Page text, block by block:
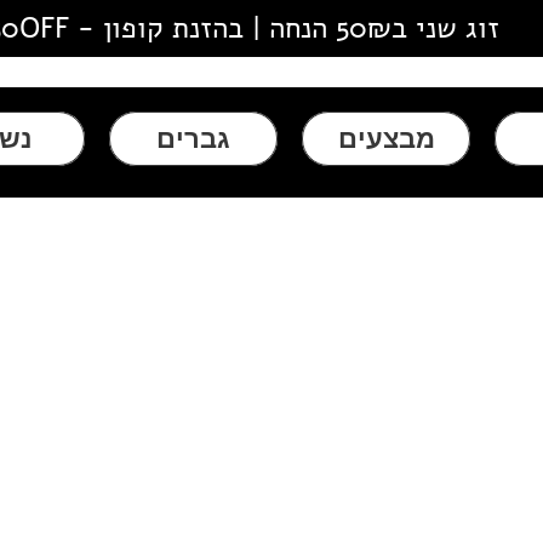
זוג שני ב50₪ הנחה | בהזנת קופון - 50OFF
מבצעים גברים